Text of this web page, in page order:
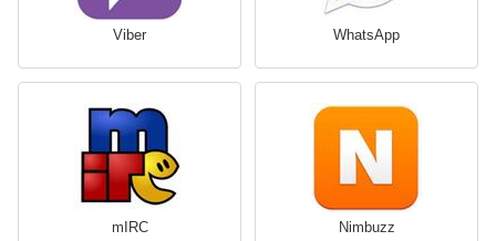
Viber WhatsApp
mIRC Nimbuzz